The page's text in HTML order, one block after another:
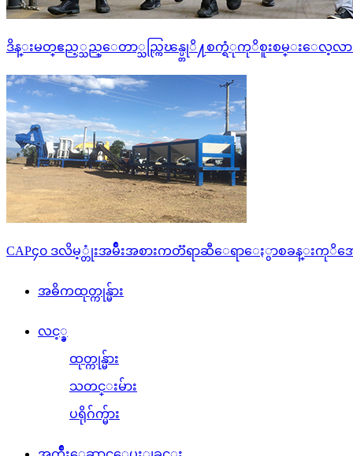
ဒိန္း​မတ္​ဧည့္သည္ေတာ္သည္ကြၽန္ပ္တုိ႔စက္ရံုကုိစူး​စမ္းေလ့လ
CAP၄၀ ဒလိမ့္တုံးအမ်ဳိးအစားကတၱရာဆီေရာေႏွာစခန္းကုိ
အဓိကထုတ္ကုန္မ်ား
လင့္ခ္
ထုတ္ကုန္မ်ား
သတင္းမ်ား
ပ​ရို​ဂ်က္မ်ား